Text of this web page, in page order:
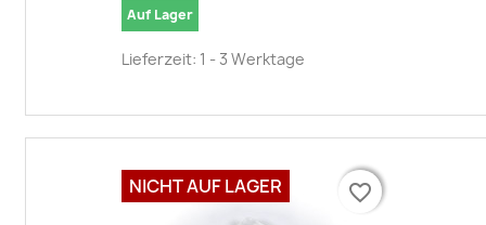
Auf Lager
Lieferzeit: 1 - 3 Werktage
favorite_border
NICHT AUF LAGER favorite_border